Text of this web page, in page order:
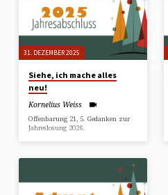
FROM
DEZEMBER
2025
31. DEZEMBER 2025
Siehe, ich mache alles
neu!
Kornelius Weiss
Offenbarung 21, 5. Gedanken zur
Jahreslosung 2026.